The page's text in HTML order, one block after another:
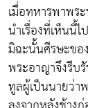
เมื่อทหารพาพร
นำเรื่องที่เห็นนี้
มิฉะนั้นศีรษะขอ
พระอาญาจึงรี
ทูลผู้เป็นนายว่า